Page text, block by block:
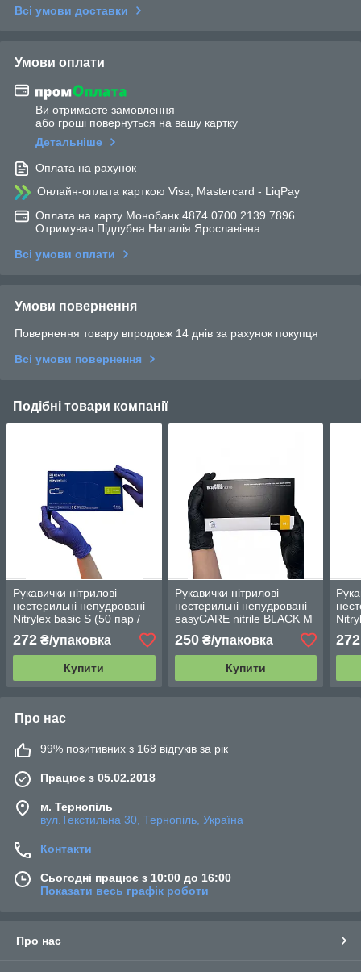
Всі умови доставки
Умови оплати
Ви отримаєте замовлення
або гроші повернуться на вашу картку
Детальніше
Оплата на рахунок
Онлайн-оплата карткою Visa, Mastercard - LiqPay
Оплата на карту Монобанк 4874 0700 2139 7896.
Отримувач Підлубна Налалія Ярославівна.
Всі умови оплати
Умови повернення
Повернення товару впродовж 14 днів за рахунок покупця
Всі умови повернення
Подібні товари компанії
Рукавички нітрилові
нестерильні непудровані
Nitrylex basic S (50 пар /
272 ₴/упаковка
Купити
Рукавички нітрилові
нестерильні непудровані
easyCARE nitrile BLACK M
250₴/упаковка
Купити
272
Про нас
99% позитивних з 168 відгуків за рік
Працює з 05.02.2018
м. Тернопіль
вул.Текстильна 30, Тернопіль, Україна
Контакти
Сьогодні працює з 10:00 до 16:00
Показати весь графік роботи
Про нас